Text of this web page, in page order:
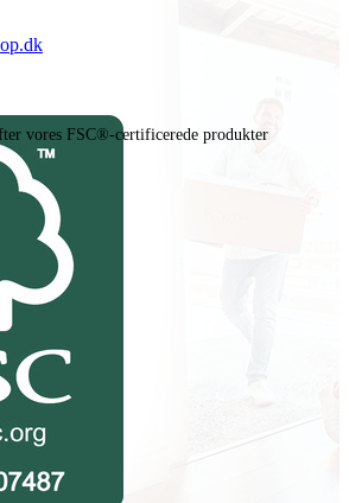
vores FSC®-certificerede produkter